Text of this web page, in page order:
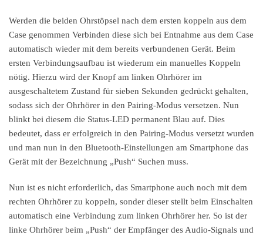
Werden die beiden Ohrstöpsel nach dem ersten koppeln aus dem
Case genommen Verbinden diese sich bei Entnahme aus dem Case
automatisch wieder mit dem bereits verbundenen Gerät. Beim
ersten Verbindungsaufbau ist wiederum ein manuelles Koppeln
nötig. Hierzu wird der Knopf am linken Ohrhörer im
ausgeschaltetem Zustand für sieben Sekunden gedrückt gehalten,
sodass sich der Ohrhörer in den Pairing-Modus versetzen. Nun
blinkt bei diesem die Status-LED permanent Blau auf. Dies
bedeutet, dass er erfolgreich in den Pairing-Modus versetzt wurden
und man nun in den Bluetooth-Einstellungen am Smartphone das
Gerät mit der Bezeichnung „Push“ Suchen muss.
Nun ist es nicht erforderlich, das Smartphone auch noch mit dem
rechten Ohrhörer zu koppeln, sonder dieser stellt beim Einschalten
automatisch eine Verbindung zum linken Ohrhörer her. So ist der
linke Ohrhörer beim „Push“ der Empfänger des Audio-Signals und